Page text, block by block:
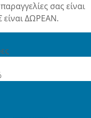
σας είναι
είναι ΔΩΡΕΑΝ.